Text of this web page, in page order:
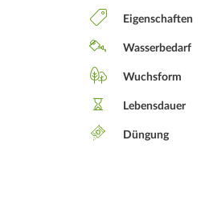
Eigenschaften
Wasserbedarf
Wuchsform
Lebensdauer
Düngung